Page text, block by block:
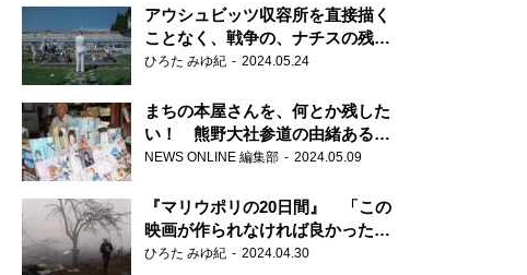
アウシュビッツ収容所を直接描く
ことなく、戦争の、ナチスの残虐
さが見える映画 『関心領域』
ひろた みゆ紀 2024.05.24
まちの本屋さんを、何とか残した
い！ 熊野大社参道の由緒ある書
店・三代目の強い思い
NEWS ONLINE 編集部 2024.05.09
『マリウポリの20日間』 「この
映画が作られなければ良かった」
と語る監督
ひろた みゆ紀 2024.04.30